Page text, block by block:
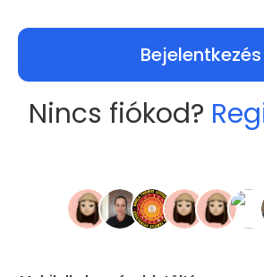
Bejelentkezés
Nincs fiókod?